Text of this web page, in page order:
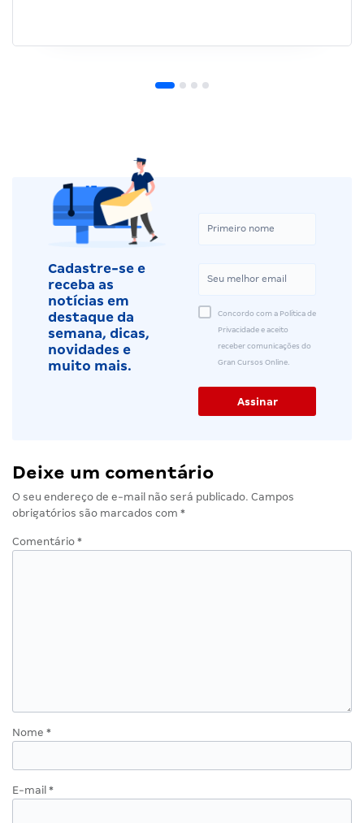
Cadastre-se e
receba as
notícias em
destaque da
semana, dicas,
novidades e
muito mais.
Concordo com a Política de
Privacidade e aceito
receber comunicações do
Gran Cursos Online.
Deixe um comentário
O seu endereço de e-mail não será publicado. Campos
obrigatórios são marcados com *
Comentário *
Nome *
E-mail *